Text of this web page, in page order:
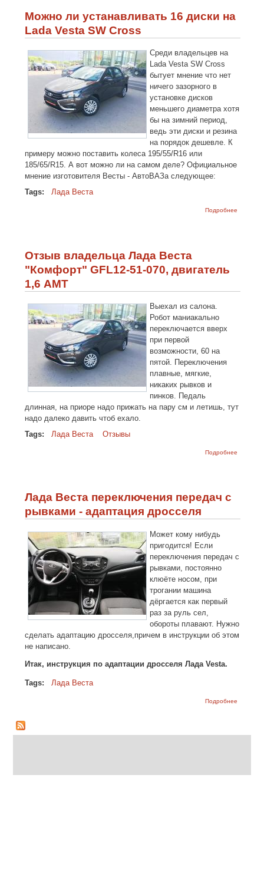
Можно ли устанавливать 16 диски на
Lada Vesta SW Cross
Среди владельцев на
Lada Vesta SW Cross
бытует мнение что нет
ничего зазорного в
установке дисков
меньшего диаметра хотя
бы на зимний период,
ведь эти диски и резина
на порядок дешевле. К
примеру можно поставить колеса 195/55/R16 или
185/65/R15. А вот можно ли на самом деле? Официальное
мнение изготовителя Весты - АвтоВАЗа следующее:
Tags:
Лада Веста
Подробнее
Отзыв владельца Лада Веста
"Комфорт" GFL12-51-070, двигатель
1,6 АМТ
Выехал из салона.
Робот маниакально
переключается вверх
при первой
возможности, 60 на
пятой. Переключения
плавные, мягкие,
никаких рывков и
пинков. Педаль
длинная, на приоре надо прижать на пару см и летишь, тут
надо далеко давить чтоб ехало.
Tags:
Лада Веста Отзывы
Подробнее
Лада Веста переключения передач с
рывками - адаптация дросселя
Может кому нибудь
пригодится! Если
переключения передач с
рывками, постоянно
клюёте носом, при
трогании машина
дёргается как первый
раз за руль сел,
обороты плавают. Нужно
сделать адаптацию дросселя,причем в инструкции об этом
не написано.
Итак, инструкция по адаптации дросселя Лада Vesta.
Tags: Лада Веста
Подробнее